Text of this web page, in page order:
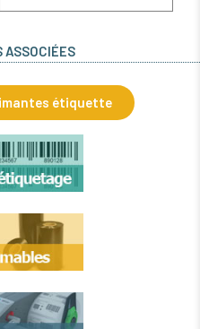
ASSOCIÉES
étiquette